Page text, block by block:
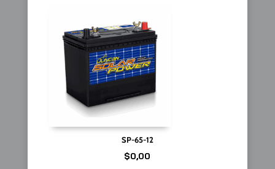
SP-65-12
$0,00